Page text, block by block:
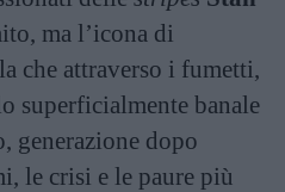
ma l’icona di
che attraverso i fumetti,
superficialmente banale
generazione dopo
le crisi e le paure più